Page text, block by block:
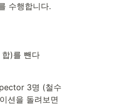
수행합니다.
)를 뺀다
3명 (철수
션을 돌려보면